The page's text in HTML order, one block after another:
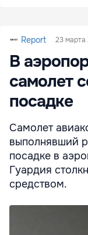
Report 23
В
самолет
посадке
Самолет
выполнявший
посадке в
Гуардия
средством.